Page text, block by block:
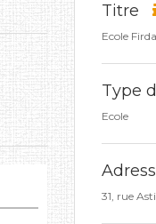
Titre
Ecole
Type
Ecole
31, rue